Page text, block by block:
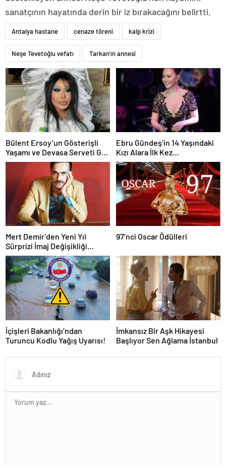
sanatçının hayatında derin bir iz bırakacağını belirtti.
Antalya hastane cenaze töreni kalp krizi
Neşe Tevetoğlu vefatı Tarkan’ın annesi
Bülent Ersoy’un Gösterişli
Yaşamı ve Devasa Serveti Göz
Kamaştırıyor
Ebru Gündeş’in 14 Yaşındaki
Kızı Alara İlk Kez
Görüntülendi!
Mert Demir’den Yeni Yıl
Sürprizi İmaj Değişikliği
Sosyal Medyada Gündem Oldu
97’nci Oscar Ödülleri
İçişleri Bakanlığı’ndan
Turuncu Kodlu Yağış Uyarısı!
İmkansız Bir Aşk Hikayesi
Başlıyor Sen Ağlama İstanbul